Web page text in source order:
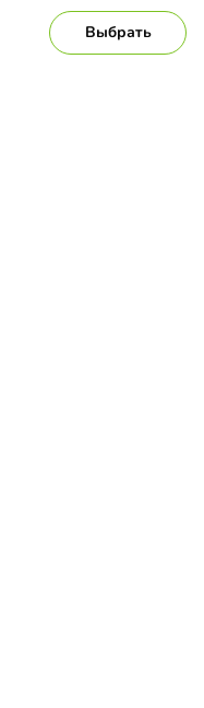
Выбрать